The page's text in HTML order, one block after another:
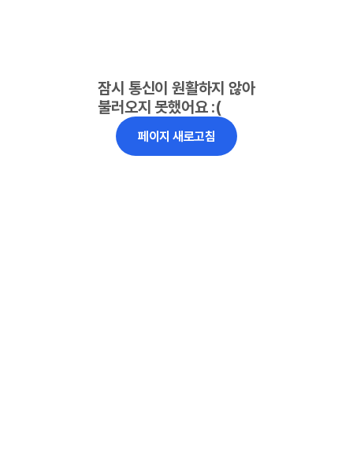
잠시 통신이 원활하지 않아
불러오지 못했어요 :(
페이지 새로고침